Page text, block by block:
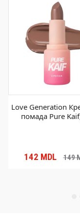
Love Generation
помада Pure
142 MDL 149